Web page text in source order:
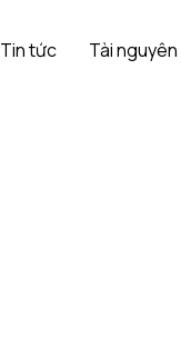
Tin tức Tài nguyên